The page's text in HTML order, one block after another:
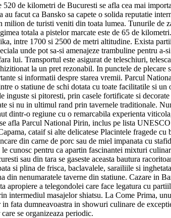
de kilometri de Bucuresti se afla cea mai
facut ca Bansko sa capete o solida reputatie
de turisti veniti din toata lumea. Tunurile de
totala a pistelor marcate este de 65 de
intre 1700 si 2500 de metri altitudine. Exista
unde pot sa-si amenajeze trambuline pentru a-
lui. Transportul este asigurat de teleschiuri,
la un pret rezonabil. In punctele de plecare
si informatii despre starea vremii. Parcul
o statiune de schi dotata cu toate facilitatile si un
inguste si pitoresti, prin casele fortificate si
si nu in ultimul rand prin tavernele traditionale.
dintr-o regiune cu o remarcabila experienta
afla Parcul National Pirin, inclus pe lista
cataif si alte delicatese Placintele fragede cu
din carne de porc sau de miel impanata cu
cunosc pentru ca apartin fascinantei mixturi
sau din tara se gaseste aceasta bautura
si plina de frisca, baclavalele, sarailiile si
din nenumaratele taverne din statiune. Cazare in
a telegondolei care face legatura cu
intermediul masajelor shiatsu. La Come Prima,
fata dumneavoastra in showuri culinare de
se organizeaza periodic.